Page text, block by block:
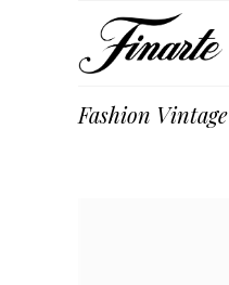
Fashion Vintage